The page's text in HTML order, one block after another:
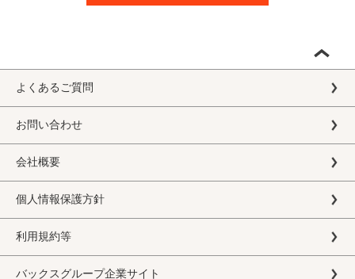
よくあるご質問
お問い合わせ
会社概要
個人情報保護方針
利用規約等
バックスグループ企業サイト